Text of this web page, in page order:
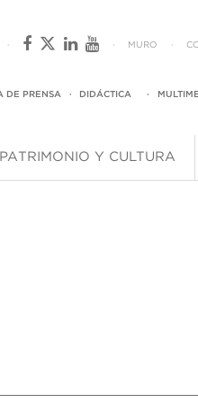
· · MURO ·
DE PRENSA · DIDÁCTICA ·
PATRIMONIO Y CULTURA